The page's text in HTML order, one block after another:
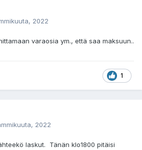
2022
varaosia ym., että saa maksuun..
1
2022
laskut. Tänän klo1800 pitäisi